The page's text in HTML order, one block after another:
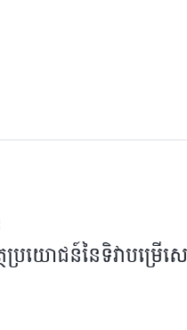
ប្រយោជន៍នៃទិវាបម្រើ